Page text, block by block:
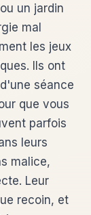
un jardin
mal
les jeux
Ils ont
séance
que vous
parfois
leurs
malice,
Leur
recoin, et